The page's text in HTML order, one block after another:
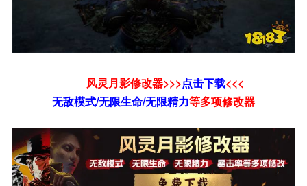
风灵月影修改器>>>点击下载<<<
无敌模式/无限生命/无限精力等多项修改器